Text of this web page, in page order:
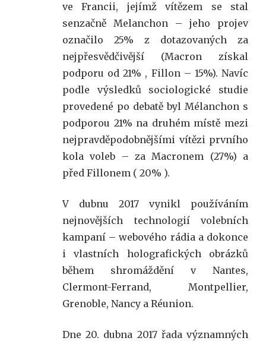
ve Francii, jejímž vítězem se stal
senzačně Melanchon – jeho projev
označilo 25% z dotazovaných za
nejpřesvědčivější (Macron získal
podporu od 21% , Fillon – 15%). Navíc
podle výsledků sociologické studie
provedené po debatě byl Mélanchon s
podporou 21% na druhém místě mezi
nejpravděpodobnějšími vítězi prvního
kola voleb – za Macronem (27%) a
před Fillonem ( 20% ).
V dubnu 2017 vynikl používáním
nejnovějších technologií volebních
kampaní – webového rádia a dokonce
i vlastních holografických obrázků
během shromáždění v Nantes,
Clermont-Ferrand, Montpellier,
Grenoble, Nancy a Réunion.
Dne 20. dubna 2017 řada významných